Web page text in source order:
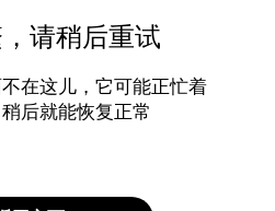
请稍后重试
在这儿，它可能正忙着
后就能恢复正常